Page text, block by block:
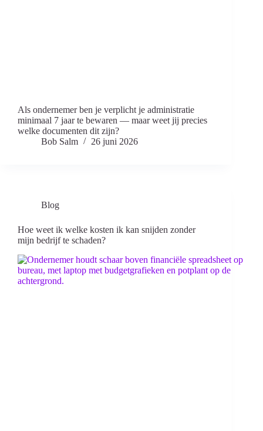
Als ondernemer ben je verplicht je administratie
minimaal 7 jaar te bewaren — maar weet jij precies
welke documenten dit zijn?
Bob Salm
26 juni 2026
Blog
Hoe weet ik welke kosten ik kan snijden zonder
mijn bedrijf te schaden?